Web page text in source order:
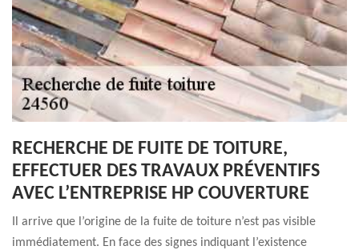
RECHERCHE DE FUITE DE TOITURE,
EFFECTUER DES TRAVAUX PRÉVENTIFS
AVEC L’ENTREPRISE HP COUVERTURE
Il arrive que l’origine de la fuite de toiture n’est pas visible
immédiatement. En face des signes indiquant l’existence